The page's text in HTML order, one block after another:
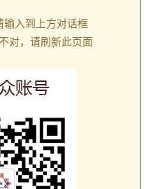
输入到上方对话框
对，请刷新此页面